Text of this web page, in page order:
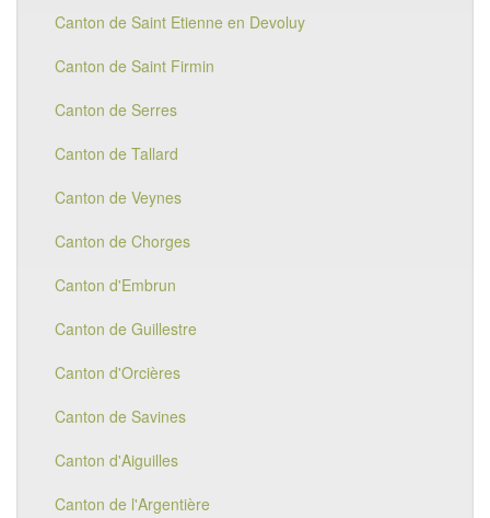
Canton de Saint Etienne en Devoluy
Canton de Saint Firmin
Canton de Serres
Canton de Tallard
Canton de Veynes
Canton de Chorges
Canton d'Embrun
Canton de Guillestre
Canton d'Orcières
Canton de Savines
Canton d'Aiguilles
Canton de l'Argentière